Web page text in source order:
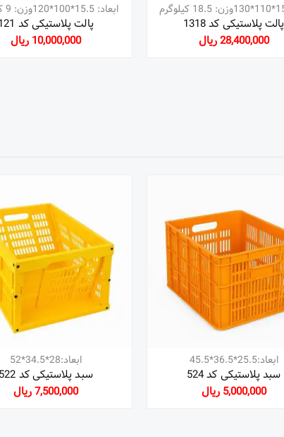
ابعاد: 15.5*100*120وزن: 9 کیلوگرم
پالت پلاستیکی کد 121
10,000,000 ریال
پالت پلاستیکی کد 1318
28,400,000 ریال
ابعاد:28*34.5*52
سبد پلاستیکی کد 522
7,500,000 ریال
ابعاد:25.5*36.5*45.5
سبد پلاستیکی کد 524
5,000,000 ریال